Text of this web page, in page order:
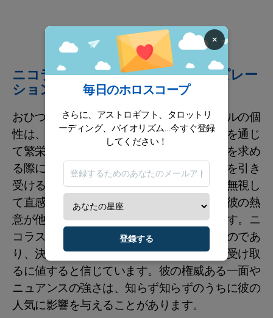
ニコラス・ゲスキエールのインスピレー
ションに満ちた愛の人生と旅
おひつじ座の金星：ニコラス・ゲスキエールの個
性は、彼の個人的なイニシアティブや努力を通じ
て繁栄しています。彼はせっかちで、快楽を求め
る際に文脈を見落としがちです。彼は物事を引き
受けることを楽しみ、時には他人の感情を無視し
て直感的な決断を下すことがありますが、彼の熱
意が他人の繊細さを覆い隠すことがあります。ニ
コラスは、幸せは努力によって得られるものであ
り、決意を持った者だけが成功の分け前を受け取
るに値すると信じています。彼の権威ある一面や
ニュアンスの強さは、知らず知らずのうちに彼の
人気に影響を与えることがあります。
×
毎日のホロスコープ
さらに、アストロギフト、タロットリ
ーディング、バイオリズム...今すぐ登録
してください！
登録する